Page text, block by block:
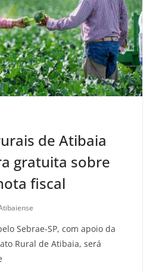
de Atibaia
gratuita sobre
fiscal
Sebrae-SP, com apoio da
Rural de Atibaia, será